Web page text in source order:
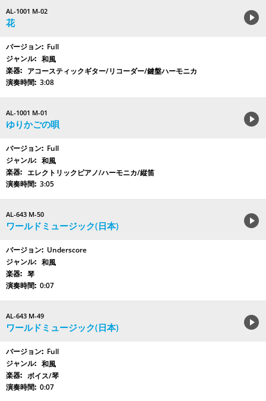
AL-1001 M-02
花
Full
和風
アコースティックギター/リコーダー/鍵盤ハーモニカ
3:08
AL-1001 M-01
ゆりかごの唄
Full
和風
エレクトリックピアノ/ハーモニカ/縦笛
3:05
AL-643 M-50
ワールドミュージック(日本)
Underscore
和風
琴
0:07
AL-643 M-49
ワールドミュージック(日本)
Full
和風
ボイス/琴
0:07